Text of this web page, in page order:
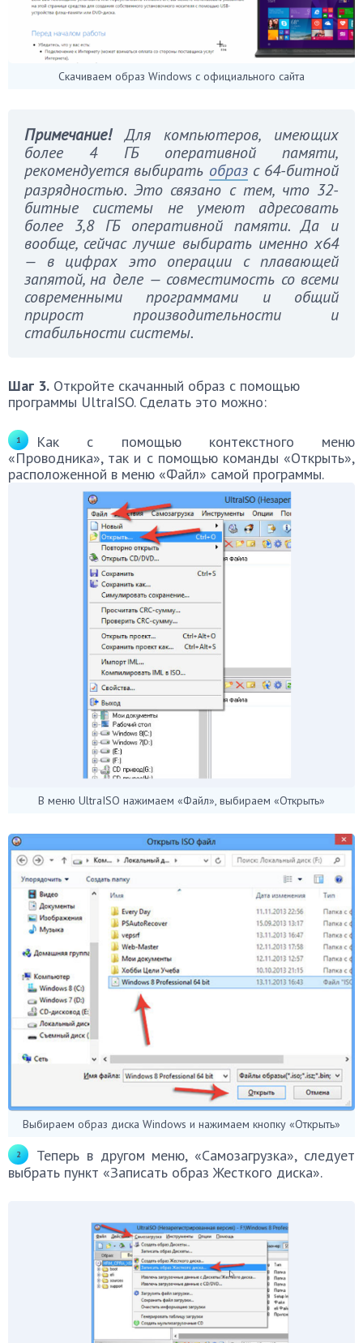
Скачиваем образ Windows с официального сайта
Примечание!Для компьютеров, имеющих
более 4 ГБ оперативной памяти,
рекомендуется выбирать образс 64-битной
разрядностью. Это связано с тем, что 32-
битные системы не умеют адресовать
более 3,8 ГБ оперативной памяти. Да и
вообще, сейчас лучше выбирать именно х64
— в цифрах это операции с плавающей
запятой, на деле — совместимость со всеми
современными программами и общий
прирост производительности и
стабильности системы.
Шаг 3. Откройте скачанный образ с помощью
программы UltraISO. Сделать это можно:
Как с помощью контекстного меню
«Проводника», так и с помощью команды «Открыть»,
расположенной в меню «Файл» самой программы.
В меню UltraISO нажимаем «Файл», выбираем «Открыть»
Выбираем образ диска Windows и нажимаем кнопку «Открыть»
Теперь в другом меню, «Самозагрузка», следует
выбрать пункт «Записать образ Жесткого диска».